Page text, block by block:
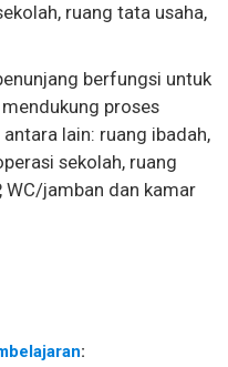
ruang tata usaha,
berfungsi untuk
proses
lain: ruang ibadah,
sekolah, ruang
WC/jamban dan kamar
: